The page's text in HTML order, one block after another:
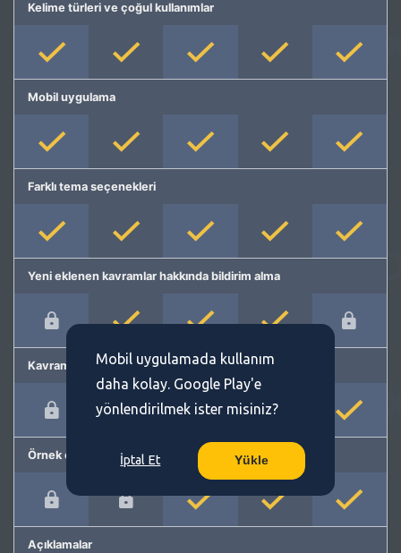
Kelime türleri ve çoğul kullanımlar
Mobil uygulama
Farklı tema seçenekleri
Yeni eklenen kavramlar hakkında bildirim alma
Kavram önerme
Örnek cümleler
Açıklamalar
Mobil uygulamada kullanım
daha kolay. Google Play'e
yönlendirilmek ister misiniz?
İptal Et Yükle